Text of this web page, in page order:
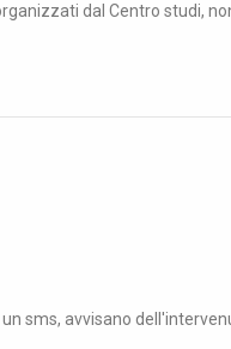
dal Centro studi,
sms, avvisano